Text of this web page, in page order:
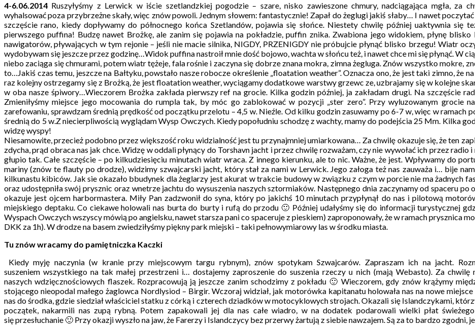
4-6.06.2014 Ruszyłyśmy z Lerwick w iście szetlandzkiej pogodzie – szare, nisko zawieszone chmury, nadciągająca mgła, za
wyhalsować poza przybrzeżne skały, więc znów powoli. Jednym słowem: fantastycznie! Zapał do żeglugi jakiś słaby… I nawet
szczęście rano, kiedy dopływamy do północnego końca Szetlandów, pojawia się słońce. Niestety chwilę później uaktywnia się
pierwszego puffina! Budzę nawet Brożkę, ale zanim się pojawia na pokładzie, puffin znika. Zwabiona jego widokiem, płynę
nawigatorów, pływających w tym rejonie – jeśli nie macie silnika, NIGDY, PRZENIGDY nie próbujcie płynąć blisko brzegu! Wiatr
wydobywam się jeszcze przez godzinę…Widok puffina nastroił mnie dość bojowo, wachta w słońcu też, i nawet chce mi się płynąć. W
niebo zaciąga się chmurami, potem wiatr tężeje, fala rośnie i zaczyna się dobrze znana mokra, zimna żegluga. Znów wszystko mokre,
to…Jakiś czas temu, jeszcze na Bałtyku, powstało nasze robocze określenie „floatation weather”. Oznacza ono, że jest taki zimno, że
raz kolejny ostrzegamy się z Brożką, że jest floatation weather, wyciągamy dodatkowe warstwy grzewc ze, uzbrajamy się w kolejne
w oba nasze śpiwory…Wieczorem Brożka zakłada pierwszy ref na grocie. Kilka godzin później, ja zakładam drugi. Na szczęście
Zmieniłyśmy miejsce jego mocowania do rumpla tak, by móc go zablokować w pozycji „ster zero”. Przy wyluzowanym grocie
zarefowaniu, sprawdzam średnią prędkość od początku przelotu – 4,5 w. Nieźle. Od kilku godzin zasuwamy po 6-7 w, więc w ramach
średnią do 5 w.Z niecierpliwością wyglądam Wysp Owczych. Kiedy popołudniu schodzę z wachty, mamy do podejścia 25 Mm. Kilka
widzę wyspy!
Niesamowite, przecież podobno przez większość roku widzialność jest tu przynajmniej umiarkowana… Za chwilę okazuje się, że ten
zdycha, prąd obraca nas jak chce. Widzę w oddali płynący do Torshavn jacht i przez chwilę rozważam, czy nie wywołać ich przez
głupio tak. Całe szczęście – po kilkudziesięciu minutach wiatr wraca. Z innego kierunku, ale to nic. Ważne, że jest. Wpływamy do
mariny (znów te flauty po drodze), widzimy szwajcarski jacht, który stał za nami w Lerwick. Jego załoga też nas zauważa i… bije
kilkunastu kibiców. Jak sie okazało bbudynek dla żeglarzy jest akurat w trakcie budowy w związku z czym w porcie nie ma żadnych
oraz udostępniła swój prysznic oraz wnetrze jachtu do wysuszenia naszych sztormiaków. Następnego dnia zaczynamy od spaceru
okazuje jest ojcem harbormastera. Miły Pan zadzwonił do syna, który po jakichś 10 minutach przypłynął do nas i pilotową
miejskiego deptaku. Co ciekawe holowali nas burta do burty i rufą do przodu 🙂 Później udałyśmy się do informacji turystycznej
Wyspach Owczych wszyscy mówią po angielsku, nawet starsza pani co spaceruje z pieskiem) zaproponowały, że w ramach prysznica
DKK za 1h). W drodze na basem zwiedziłyśmy piękny park miejski – taki pełnowymiarowy las w środku miasta.
Tu znów wracamy do pamiętniczka Kaczki
Kiedy myję naczynia (w kranie przy miejscowym targu rybnym), znów spotykam Szwajcarów. Zapraszam ich na jacht.
suszeniem wszystkiego na tak małej przestrzeni i… dostajemy zaproszenie do suszenia rzeczy u nich (mają Webasto). Za
naszych wdzięcznościowych flaszek. Rozpracowują ją jeszcze zanim schodzimy z pokładu 🙂 Wieczorem, gdy znów krążymy
stojącego nieopodal małego żaglowca Nordlysiod – Birgir. Wczoraj widział, jak motorówka kapitanatu holowała nas na nowe
nas do środka, gdzie siedział właściciel statku z córką i czterech dziadków w motocyklowych strojach. Okazali się Islandczykami,
początek, nakarmili nas zupą rybną. Potem zapakowali jej dla nas całe wiadro, w na dodatek podarowali wielki płat świeżego
się przesłuchanie 🙂 Przy okazji wyszło na jaw, że Farerzy i Islandczycy bez przerwy żartują z siebie nawzajem. Są za to bardzo zgodni,